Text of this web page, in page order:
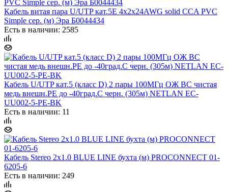
Кабель витая пара U/UTP кат.5E 4х2х24AWG solid CCA PVC
Simple сер. (м) Эра Б0044434
Есть в наличии: 2585
Кабель U/UTP кат.5 (класс D) 2 пары 100МГц ОЖ BC чистая
медь внешн.PE до -40град.C черн. (305м) NETLAN EC-
UU002-5-PE-BK
Есть в наличии: 11
Кабель Stereo 2х1.0 BLUE LINE бухта (м) PROCONNECT 01-
6205-6
Есть в наличии: 249